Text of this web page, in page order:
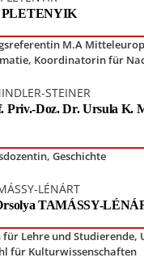
PLETENYIK
M.A
, Koordinatorin für
Priv.-Doz. Dr. Ursula K.
, Geschichte
TAMÁSSY-
Lehre und Studierende,
für Kulturwissenschaften